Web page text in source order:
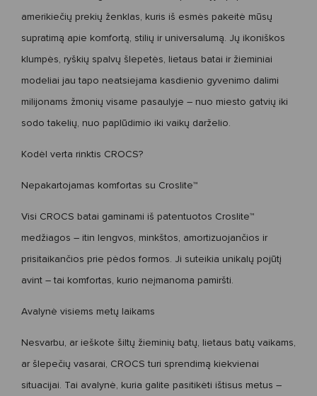
amerikiečių prekių ženklas, kuris iš esmės pakeitė mūsų
supratimą apie komfortą, stilių ir universalumą. Jų ikoniškos
klumpės, ryškių spalvų šlepetės, lietaus batai ir žieminiai
modeliai jau tapo neatsiejama kasdienio gyvenimo dalimi
milijonams žmonių visame pasaulyje – nuo miesto gatvių iki
sodo takelių, nuo paplūdimio iki vaikų darželio.
Kodėl verta rinktis CROCS?
Nepakartojamas komfortas su Croslite™
Visi CROCS batai gaminami iš patentuotos Croslite™
medžiagos – itin lengvos, minkštos, amortizuojančios ir
prisitaikančios prie pėdos formos. Ji suteikia unikalų pojūtį
avint – tai komfortas, kurio neįmanoma pamiršti.
Avalynė visiems metų laikams
Nesvarbu, ar ieškote šiltų žieminių batų lietaus batų vaikams
aršlepečių vasarai , CROCS turi sprendimą kiekvienai
situacijai. Tai avalynė, kuria galite pasitikėti ištisus metus –